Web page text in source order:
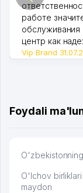
работе
обслуживания
центр как
Vip Brand
Foydali
O'lchov birliklari
maydon